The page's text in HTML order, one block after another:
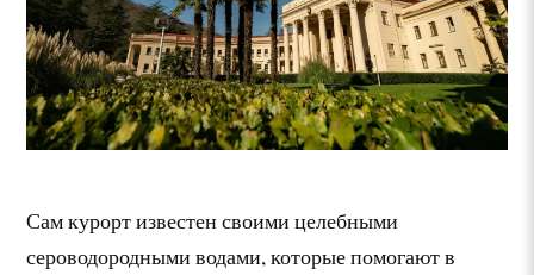
Сам курорт известен своими целебными
сероводородными водами, которые помогают в